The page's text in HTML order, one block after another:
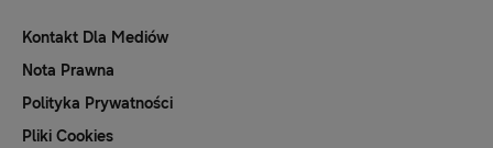
Kontakt Dla Mediów
Nota Prawna
Polityka Prywatności
Pliki Cookies